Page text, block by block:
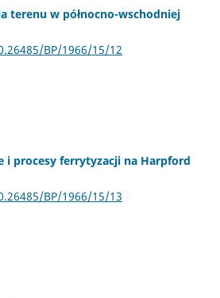
terenu w północno-wschodniej
BP/1966/15/12
i procesy ferrytyzacji na Harpford
BP/1966/15/13